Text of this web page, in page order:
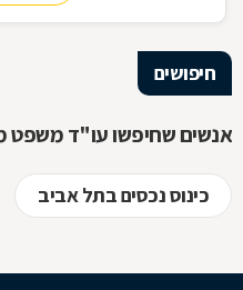
חיפושים
אנשים שחיפשו עו"ד משפט
כינוס נכסים בתל אביב